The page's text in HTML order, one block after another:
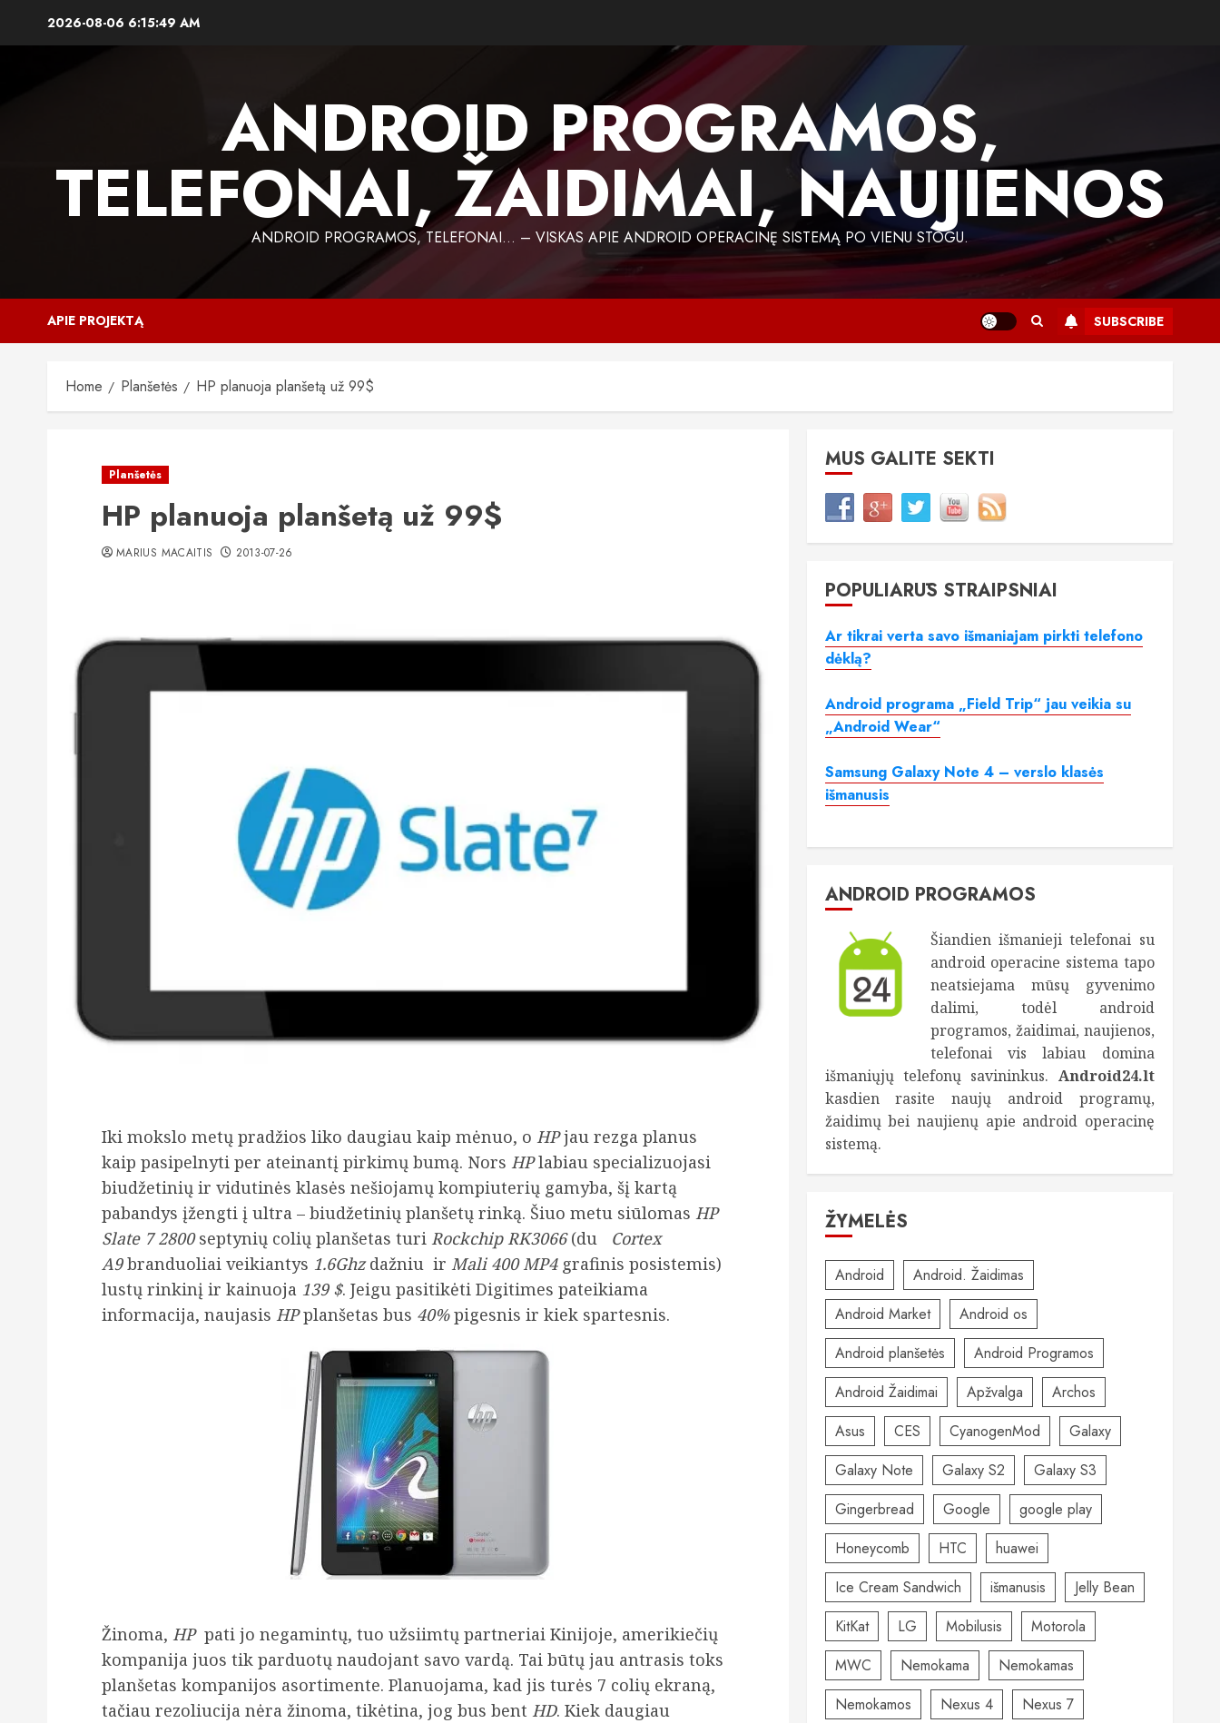
2026-08-06 6:15:50 AM
ANDROID PROGRAMOS,
TELEFONAI, ŽAIDIMAI, NAUJIENOS
ANDROID PROGRAMOS, TELEFONAI… – VISKAS APIE ANDROID OPERACINĘ SISTEMĄ PO VIENU STOGU.
APIE PROJEKTĄ SUBSCRIBE
Home Planšetės HP planuoja planšetą už 99$
Planšetės
HP planuoja planšetą už 99$
MARIUS MACAITIS 2013-07-26
Iki mokslo metų pradžios liko daugiau kaip mėnuo, o HPjau rezga planus
kaip pasipelnyti per ateinantį pirkimų bumą. Nors HPlabiau specializuojasi
biudžetinių ir vidutinės klasės nešiojamų kompiuterių gamyba, šį kartą
pabandys įžengti į ultra – biudžetinių planšetų rinką. Šiuo metu siūlomas HP
Slate 7 2800septynių colių planšetas turi Rockchip RK3066(du Cortex
A9branduoliai veikiantys 1.6Ghzdažniu ir Mali 400 MP4grafinis posistemis)
lustų rinkinį ir kainuoja 139 $. Jeigu pasitikėti Digitimes pateikiama
informacija, naujasis HPplanšetas bus 40%pigesnis ir kiek spartesnis.
Žinoma, HPpati jo negamintų, tuo užsiimtų partneriai Kinijoje, amerikiečių
kompanija juos tik parduotų naudojant savo vardą. Tai būtų jau antrasis toks
planšetas kompanijos asortimente. Planuojama, kad jis turės 7 colių ekraną,
tačiau rezoliucija nėra žinoma, tikėtina, jog bus bent HD. Kiek daugiau
MUS GALITE SEKTI
POPULIARŪS STRAIPSNIAI
Ar tikrai verta savo išmaniajam pirkti telefono
dėklą?
Android programa „Field Trip“ jau veikia su
„Android Wear“
Samsung Galaxy Note 4 – verslo klasės
išmanusis
ANDROID PROGRAMOS
Šiandien išmanieji telefonai su
android operacine sistema tapo
neatsiejama mūsų gyvenimo
dalimi, todėl android
programos, žaidimai, naujienos,
telefonai vis labiau domina
išmaniųjų telefonų savininkus. Android24.lt
kasdien rasite naujų android programų,
žaidimų bei naujienų apie android operacinę
sistemą.
ŽYMELĖS
Android
Android. Žaidimas
Android Market
Android os
Android planšetės
Android Programos
Android Žaidimai
Apžvalga
Archos
Asus
CES CyanogenMod
Galaxy
Galaxy Note
Galaxy S2
Galaxy S3
Gingerbread
Google
google play
Honeycomb
HTC
huawei
Ice Cream Sandwich
išmanusis
Jelly Bean
KitKat
LG Mobilusis
Motorola
MWC
Nemokama
Nemokamas
Nemokamos
Nexus 4
Nexus 7